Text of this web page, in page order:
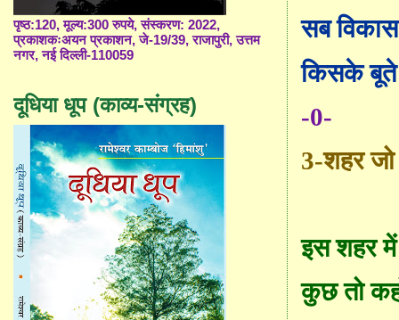
सब
किसके
-0-
3-शहर
इस शहर
कुछ तो
पृष्ठ:120, मूल्य:300 रुपये, संस्करण: 2022,
प्रकाशकःअयन प्रकाशन, जे-19/39, राजापुरी, उत्तम
नगर, नई दिल्ली-110059
दूधिया धूप (काव्य-संग्रह)